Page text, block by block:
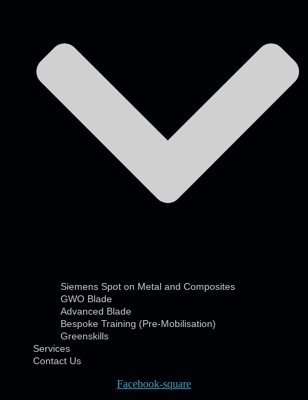
Siemens Spot on Metal and Composites
GWO Blade
Advanced Blade
Bespoke Training (Pre-Mobilisation)
Greenskills
Services
Contact Us
Facebook-square